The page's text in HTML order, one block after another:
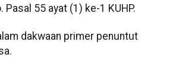
Pasal 55 ayat (1) ke-1 KUHP.
dakwaan primer penuntut